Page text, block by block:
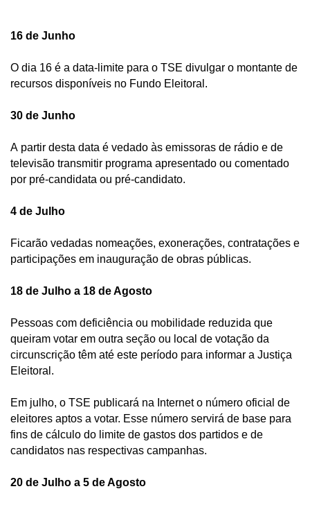
16 de Junho
O dia 16 é a data-limite para o TSE divulgar o montante de
recursos disponíveis no Fundo Eleitoral.
30 de Junho
A partir desta data é vedado às emissoras de rádio e de
televisão transmitir programa apresentado ou comentado
por pré-candidata ou pré-candidato.
4 de Julho
Ficarão vedadas nomeações, exonerações, contratações e
participações em inauguração de obras públicas.
18 de Julho a 18 de Agosto
Pessoas com deficiência ou mobilidade reduzida que
queiram votar em outra seção ou local de votação da
circunscrição têm até este período para informar a Justiça
Eleitoral.
Em julho, o TSE publicará na Internet o número oficial de
eleitores aptos a votar. Esse número servirá de base para
fins de cálculo do limite de gastos dos partidos e de
candidatos nas respectivas campanhas.
20 de Julho a 5 de Agosto